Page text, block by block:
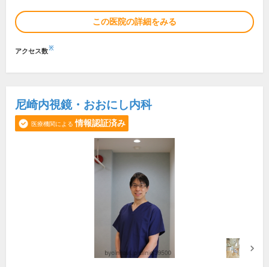
この医院の詳細をみる
アクセス数※
尼崎内視鏡・おおにし内科
医療機関による 情報認証済み